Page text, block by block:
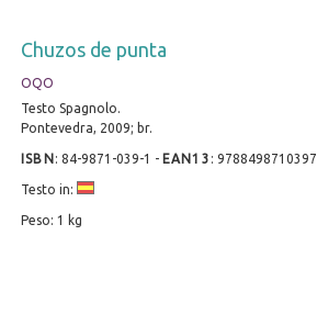
Chuzos de punta
OQO
Testo Spagnolo.
Pontevedra, 2009; br.
ISBN : 84-9871-039-1 - EAN13 : 9788498710397
Testo in:
Peso: 1 kg